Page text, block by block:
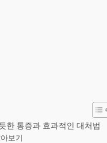
한 통증과 효과적인 대처법
보기